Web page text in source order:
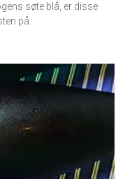
søte blå, er disse
på.